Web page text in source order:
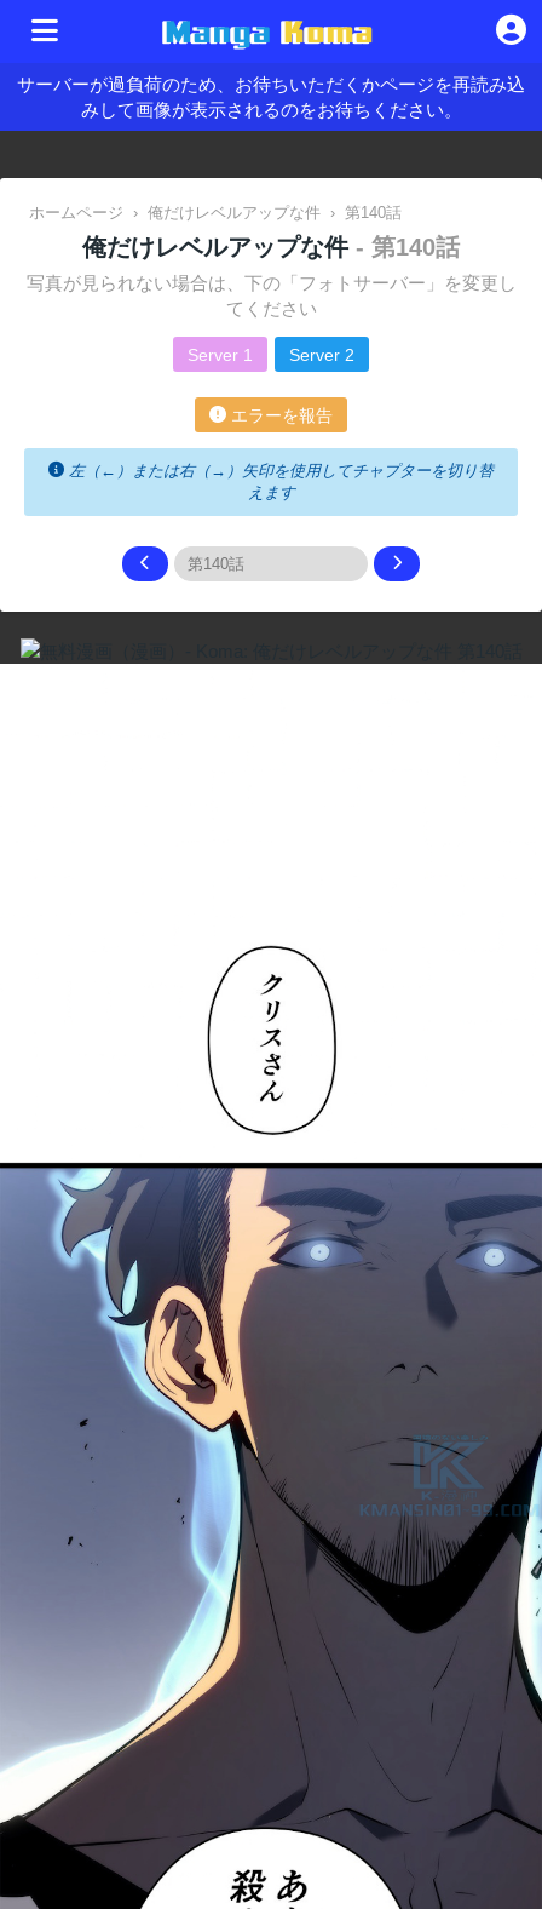
サーバーが過負荷のため、お待ちいただくかページを再読み込
みして画像が表示されるのをお待ちください。
ホームページ › 俺だけレベルアップな件 › 第140話
俺だけレベルアップな件 - 第140話
写真が見られない場合は、下の「フォトサーバー」を変更し
てください
Server 1 Server 2
エラーを報告
左（←）または右（→）矢印を使用してチャプターを切り替
えます